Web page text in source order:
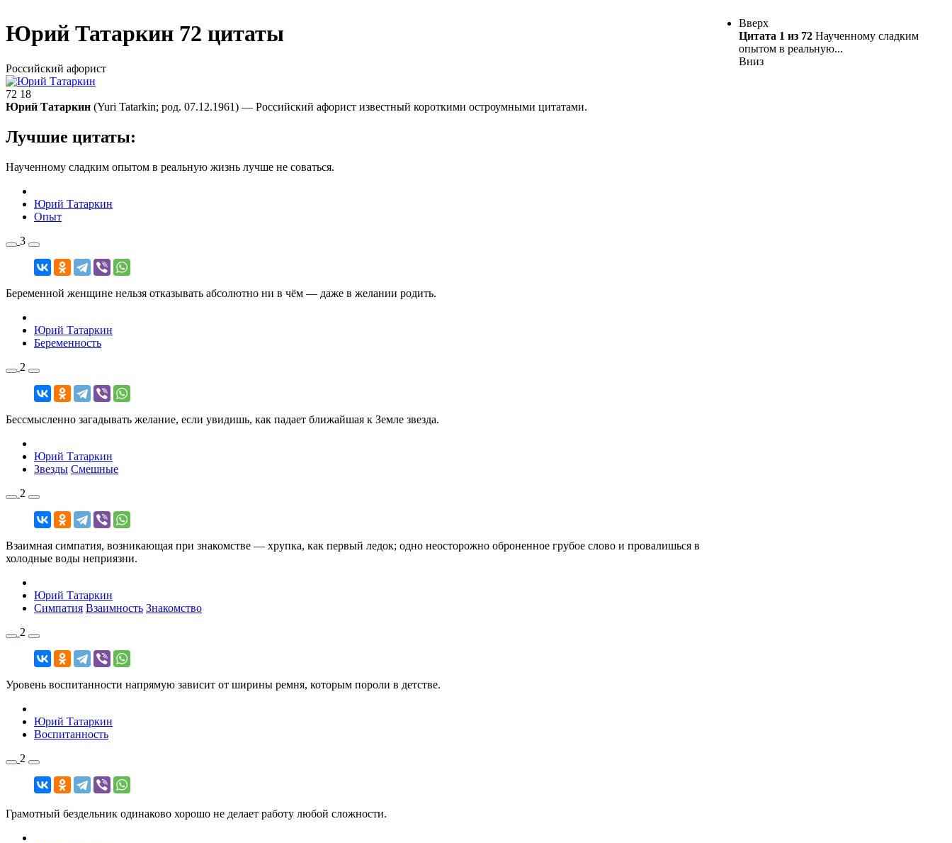
Юрий Татаркин 72 цитаты
Российский афорист
72 18
Юрий Татаркин (Yuri Tatarkin; род. 07.12.1961) — Российский афорист известный короткими остроумными цитатами.
Лучшие цитаты:
Наученному сладким опытом в реальную жизнь лучше не соваться.
Юрий Татаркин
Опыт
3
Беременной женщине нельзя отказывать абсолютно ни в чём — даже в желании родить.
Юрий Татаркин
Беременность
2
Бессмысленно загадывать желание, если увидишь, как падает ближайшая к Земле звезда.
Юрий Татаркин
Звезды Смешные
2
Взаимная симпатия, возникающая при знакомстве — хрупка, как первый ледок; одно неосторожно оброненное грубое слово и провалишься в
холодные воды неприязни.
Юрий Татаркин
Симпатия Взаимность Знакомство
2
Уровень воспитанности напрямую зависит от ширины ремня, которым пороли в детстве.
Юрий Татаркин
Воспитанность
2
Грамотный бездельник одинаково хорошо не делает работу любой сложности.
Вверх
Цитата 1 из 72 Наученному сладким
опытом в реальную...
Вниз